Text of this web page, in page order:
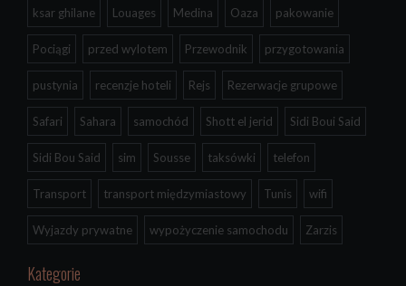
ksar ghilane Louages Medina Oaza pakowanie
Pociągi przed wylotem Przewodnik przygotowania
pustynia recenzje hoteli Rejs Rezerwacje grupowe
Safari Sahara samochód Shott el jerid Sidi Boui Said
Sidi Bou Said sim Sousse taksówki telefon
Transport transport międzymiastowy Tunis wifi
Wyjazdy prywatne wypożyczenie samochodu Zarzis
Kategorie